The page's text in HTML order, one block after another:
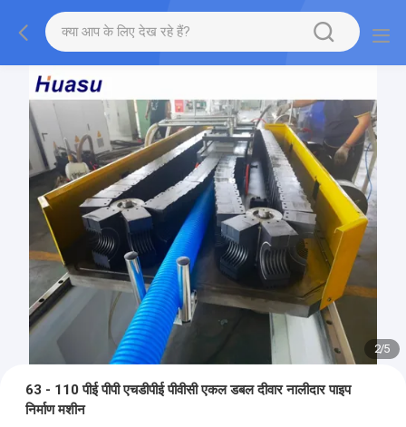
2/5
63 - 110 पीई पीपी एचडीपीई पीवीसी एकल डबल दीवार नालीदार पाइप
निर्माण मशीन